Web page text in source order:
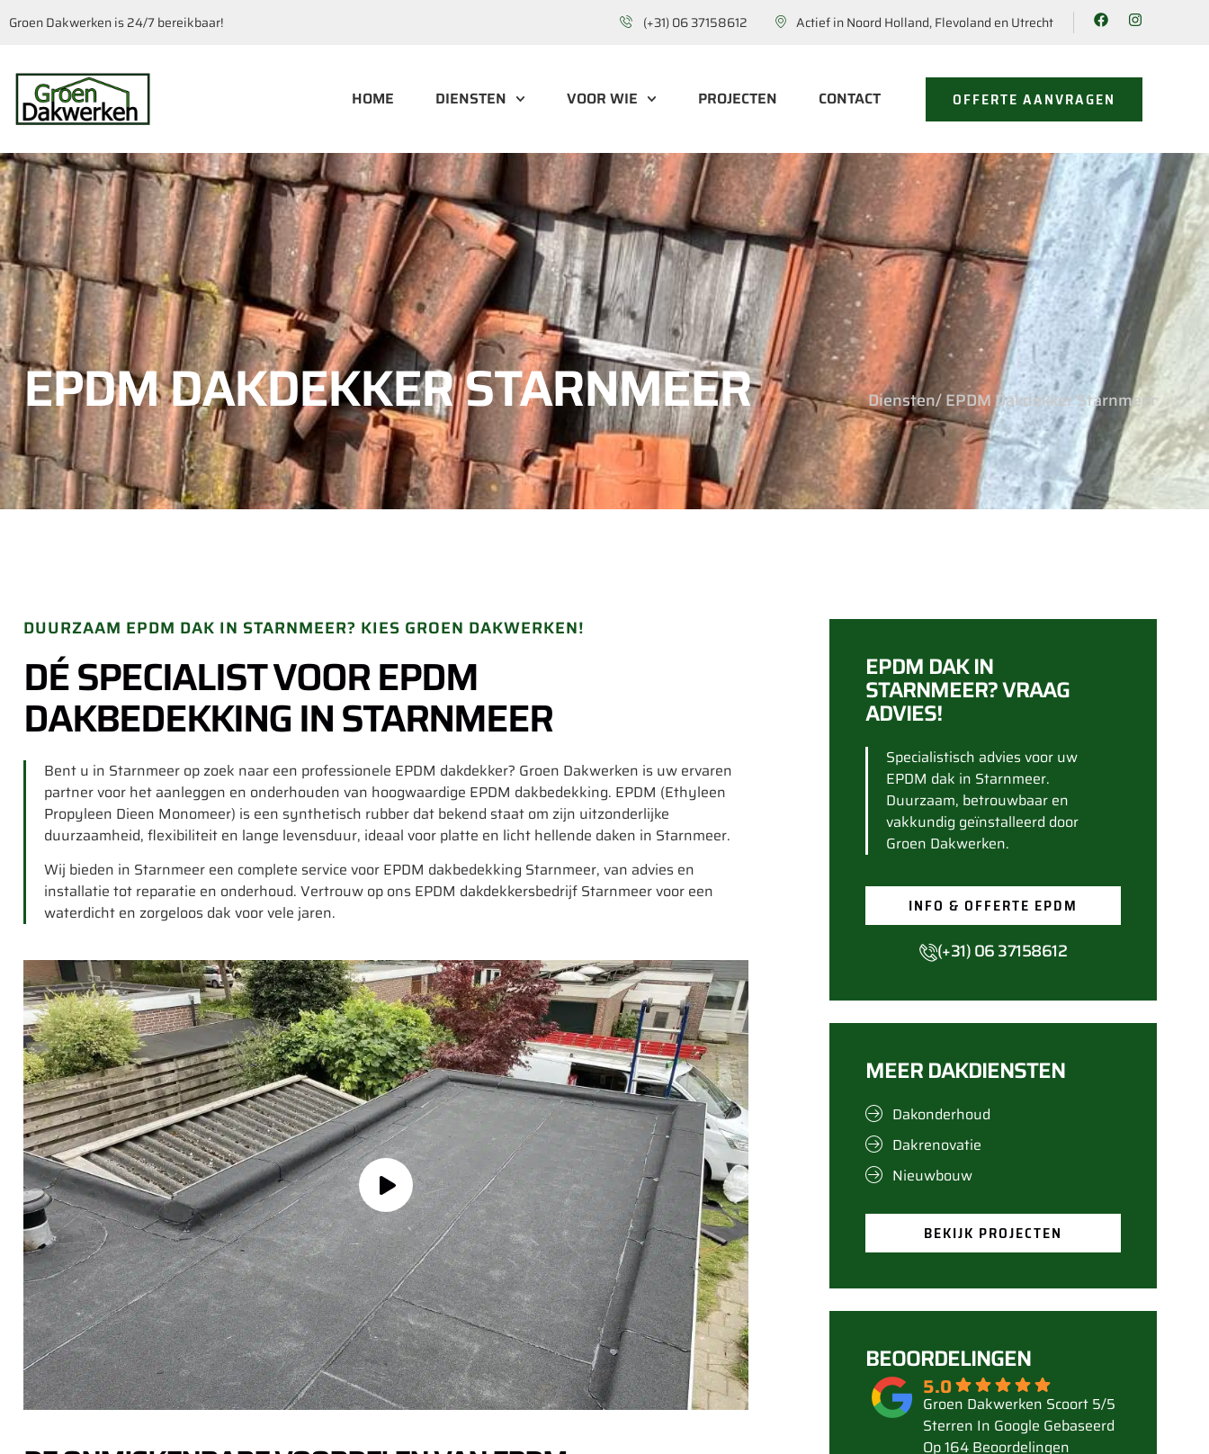
Groen Dakwerken is 24/7 bereikbaar! (+31) 06 37158612 Actief in Noord Holland, Flevoland en Utrecht
HOME DIENSTEN VOOR WIE PROJECTEN CONTACT OFFERTE AANVRAGEN
EPDM DAKDEKKER STARNMEER Diensten/ EPDM Dakdekker Starnmeer
DUURZAAM EPDM DAK IN STARNMEER? KIES GROEN DAKWERKEN!
DÉ SPECIALIST VOOR EPDM
DAKBEDEKKING IN STARNMEER
Bent u in Starnmeer op zoek naar een professionele EPDM dakdekker? Groen Dakwerken is uw ervaren
partner voor het aanleggen en onderhouden van hoogwaardige EPDM dakbedekking. EPDM (Ethyleen
Propyleen Dieen Monomeer) is een synthetisch rubber dat bekend staat om zijn uitzonderlijke
duurzaamheid, flexibiliteit en lange levensduur, ideaal voor platte en licht hellende daken in Starnmeer.
Wij bieden in Starnmeer een complete service voor EPDM dakbedekking Starnmeer, van advies en
installatie tot reparatie en onderhoud. Vertrouw op ons EPDM dakdekkersbedrijf Starnmeer voor een
waterdicht en zorgeloos dak voor vele jaren.
EPDM DAK IN
STARNMEER? VRAAG
ADVIES!
Specialistisch advies voor uw
EPDM dak in Starnmeer.
Duurzaam, betrouwbaar en
vakkundig geïnstalleerd door
Groen Dakwerken.
INFO & OFFERTE EPDM
(+31) 06 37158612
MEER DAKDIENSTEN
Dakonderhoud
Dakrenovatie
Nieuwbouw
BEKIJK PROJECTEN
BEOORDELINGEN
5.0
Gebaseerd
Op 164 Beoordelingen